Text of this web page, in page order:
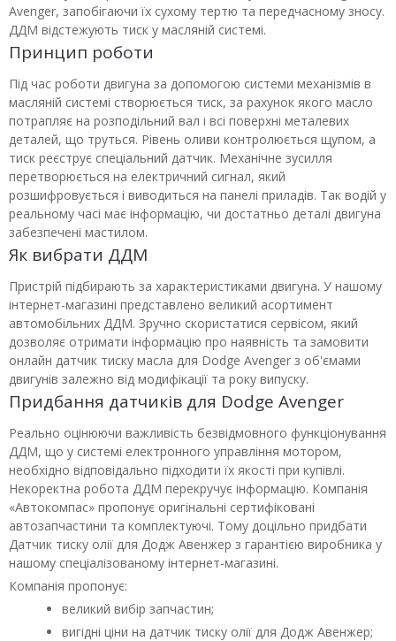
Avenger, запобігаючи їх сухому тертю та передчасному зносу.
ДДМ відстежують тиск у масляній системі.
Принцип роботи
Під час роботи двигуна за допомогою системи механізмів в
масляній системі створюється тиск, за рахунок якого масло
потрапляє на розподільний вал і всі поверхні металевих
деталей, що труться. Рівень оливи контролюється щупом, а
тиск реєструє спеціальний датчик. Механічне зусилля
перетворюється на електричний сигнал, який
розшифровується і виводиться на панелі приладів. Так водій у
реальному часі має інформацію, чи достатньо деталі двигуна
забезпечені мастилом.
Як вибрати ДДМ
Пристрій підбирають за характеристиками двигуна. У нашому
інтернет-магазині представлено великий асортимент
автомобільних ДДМ. Зручно скористатися сервісом, який
дозволяє отримати інформацію про наявність та замовити
онлайн датчик тиску масла для Dodge Avenger з об'ємами
двигунів залежно від модифікації та року випуску.
Придбання датчиків для Dodge Avenger
Реально оцінюючи важливість безвідмовного функціонування
ДДМ, що у системі електронного управління мотором,
необхідно відповідально підходити їх якості при купівлі.
Некоректна робота ДДМ перекручує інформацію. Компанія
«Автокомпас» пропонує оригінальні сертифіковані
автозапчастини та комплектуючі. Тому доцільно придбати
Датчик тиску олії для Додж Авенжер з гарантією виробника у
нашому спеціалізованому інтернет-магазині.
Компанія пропонує:
великий вибір запчастин;
вигідні ціни на датчик тиску олії для Додж Авенжер;